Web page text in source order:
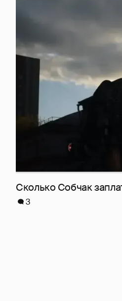
Сколько Собчак
3